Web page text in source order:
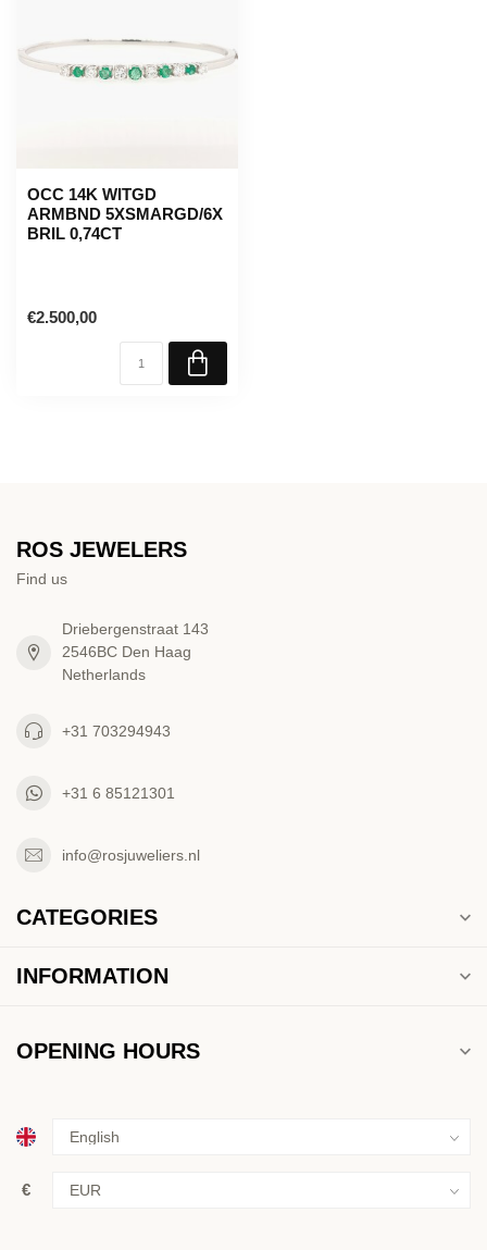
OCC 14K WITGD
ARMBND 5XSMARGD/6X
BRIL 0,74CT
€2.500,00
ROS JEWELERS
Find us
Driebergenstraat 143
2546BC Den Haag
Netherlands
+31 703294943
+31 6 85121301
info@rosjuweliers.nl
CATEGORIES
INFORMATION
OPENING HOURS
€